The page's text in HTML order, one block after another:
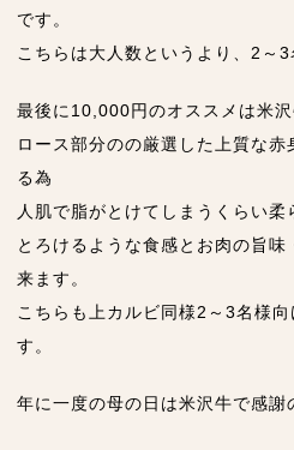
です。
こちらは大人数というより、2～3
最後に10,000円のオススメは米
ロース部分のの厳選した上質な
る為
人肌で脂がとけてしまうくらい柔
とろけるような食感とお肉の旨
来ます。
こちらも上カルビ同様2～3名様
す。
年に一度の母の日は米沢牛で感謝